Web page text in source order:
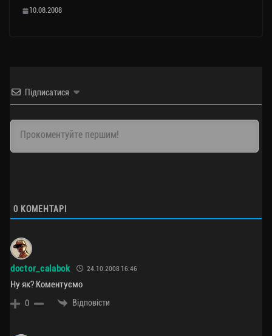
10.08.2008
Підписатися
0 КОМЕНТАРІ
doctor_calabok 24.10.2008 16:46
Ну як? Коментуємо
0 Відповісти